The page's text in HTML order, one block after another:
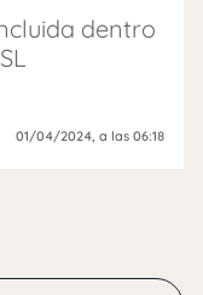
dentro
01/04/2024, a las 06:18